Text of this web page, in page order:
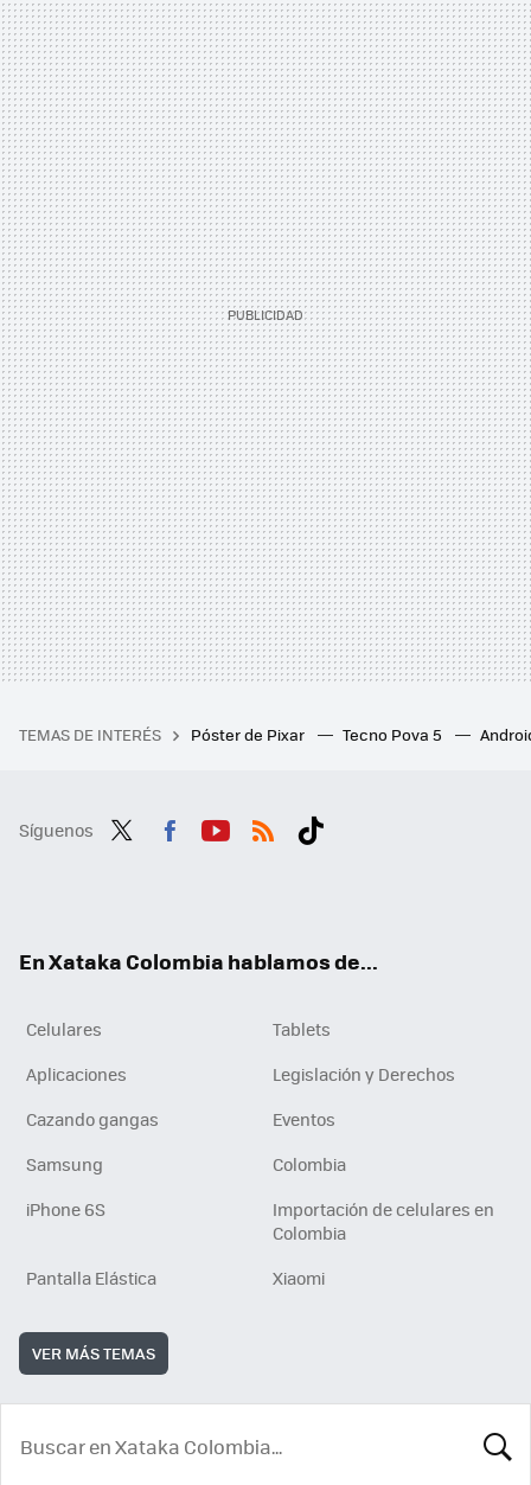
TEMAS DE INTERÉS Póster de Pixar Tecno Pova 5
Síguenos
En Xataka Colombia hablamos de...
Celulares
Tablets
Aplicaciones
Legislación y Derechos
Cazando gangas
Eventos
Samsung
Colombia
iPhone 6S
Importación de celulares en
Colombia
Pantalla Elástica
Xiaomi
VER MÁS TEMAS